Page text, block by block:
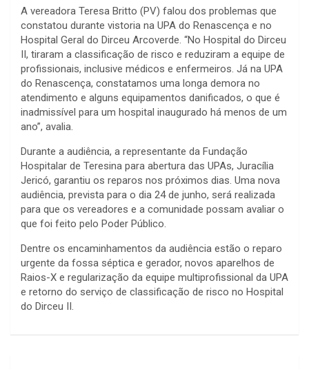
A vereadora Teresa Britto (PV) falou dos problemas que
constatou durante vistoria na UPA do Renascença e no
Hospital Geral do Dirceu Arcoverde. “No Hospital do Dirceu
II, tiraram a classificação de risco e reduziram a equipe de
profissionais, inclusive médicos e enfermeiros. Já na UPA
do Renascença, constatamos uma longa demora no
atendimento e alguns equipamentos danificados, o que é
inadmissível para um hospital inaugurado há menos de um
ano”, avalia.
Durante a audiência, a representante da Fundação
Hospitalar de Teresina para abertura das UPAs, Juracília
Jericó, garantiu os reparos nos próximos dias. Uma nova
audiência, prevista para o dia 24 de junho, será realizada
para que os vereadores e a comunidade possam avaliar o
que foi feito pelo Poder Público.
Dentre os encaminhamentos da audiência estão o reparo
urgente da fossa séptica e gerador, novos aparelhos de
Raios-X e regularização da equipe multiprofissional da UPA
e retorno do serviço de classificação de risco no Hospital
do Dirceu II.